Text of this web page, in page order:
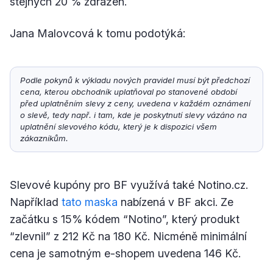
Jana Malovcová k tomu podotýká:
Podle pokynů k výkladu nových pravidel musí být předchozí
cena, kterou obchodník uplatňoval po stanovené období
před uplatněním slevy z ceny, uvedena v každém oznámení
o slevě, tedy např. i tam, kde je poskytnutí slevy vázáno na
uplatnění slevového kódu, který je k dispozici všem
zákazníkům.
Slevové kupóny pro BF využívá také Notino.cz.
Například tato maska nabízená v BF akci. Ze
začátku s 15% kódem “Notino”, který produkt
“zlevnil” z 212 Kč na 180 Kč. Nicméně minimální
cena je samotným e-shopem uvedena 146 Kč.